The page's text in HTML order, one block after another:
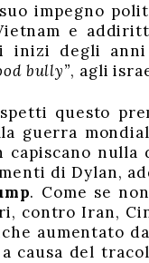
impegno
e
inizi degli anni
bully”, agli
questo
guerra
capiscano
di Dylan,
. Come se
contro Iran,
aumentato
causa del